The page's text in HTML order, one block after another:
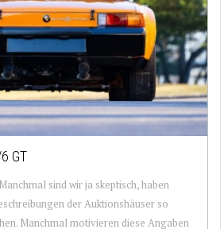
GT
sind wir ja skeptisch, haben
der Auktionshäuser so
Manchmal motivieren diese Angaben